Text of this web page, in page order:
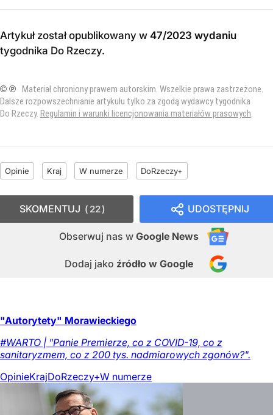
Artykuł został opublikowany w 47/2023 wydaniu
tygodnika Do Rzeczy.
© ℗ Materiał chroniony prawem autorskim. Wszelkie prawa zastrzeżone.
Dalsze rozpowszechnianie artykułu tylko za zgodą wydawcy tygodnika
Do Rzeczy. Regulamin i warunki licencjonowania materiałów prasowych.
Opinie Kraj W numerze DoRzeczy+
UDOSTĘPNIJ
Obserwuj nas w Google News
Dodaj jako źródło w Google
SKOMENTUJ 22
"Autorytety" Morawieckiego
#WARTO | "Panie Premierze, co z COVID-19, co z
sanitaryzmem, co z 200 tys. nadmiarowych zgonów?".
OpinieKrajDoRzeczy+W numerze